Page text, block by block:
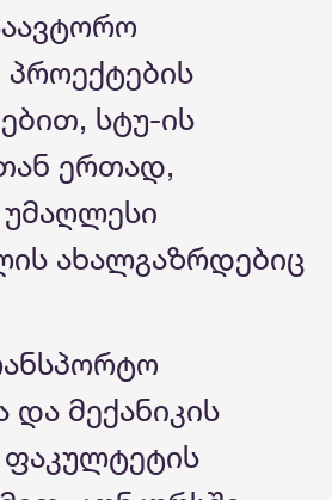
პროექტების
სტუ-ის
ერთად,
უმაღლესი
ახალგაზრდებიც
და მექანიკის
ფაკულტეტის